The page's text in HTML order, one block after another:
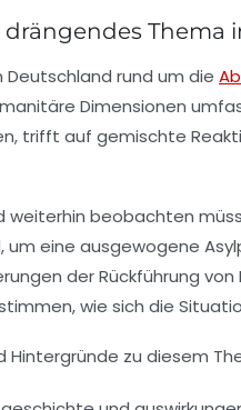
drängendes Thema
Deutschland rund um die
Dimensionen
trifft auf gemischte
weiterhin beobachten
um eine ausgewogene
der Rückführung
wie sich die
Hintergründe zu diesem